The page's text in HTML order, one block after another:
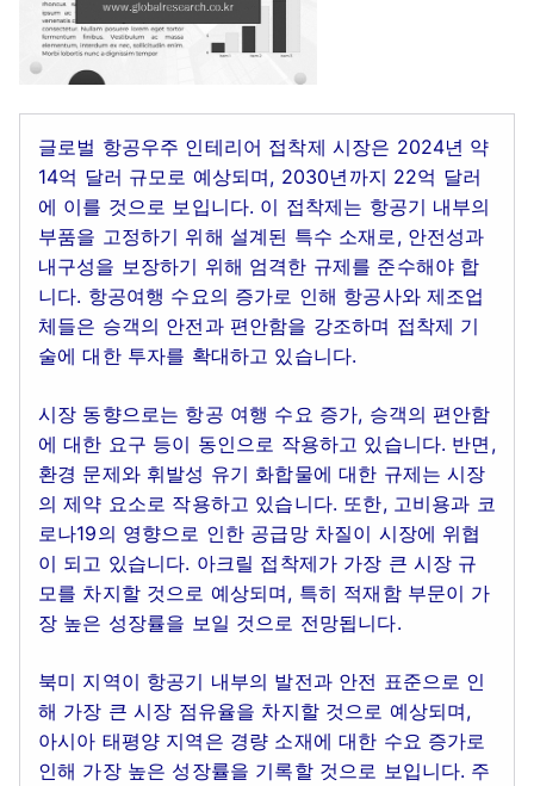
글로벌 항공우주 인테리어 접착제 시장은 2024년 약
14억 달러 규모로 예상되며, 2030년까지 22억 달러
에 이를 것으로 보입니다. 이 접착제는 항공기 내부의
부품을 고정하기 위해 설계된 특수 소재로, 안전성과
내구성을 보장하기 위해 엄격한 규제를 준수해야 합
니다. 항공여행 수요의 증가로 인해 항공사와 제조업
체들은 승객의 안전과 편안함을 강조하며 접착제 기
술에 대한 투자를 확대하고 있습니다.
시장 동향으로는 항공 여행 수요 증가, 승객의 편안함
에 대한 요구 등이 동인으로 작용하고 있습니다. 반면,
환경 문제와 휘발성 유기 화합물에 대한 규제는 시장
의 제약 요소로 작용하고 있습니다. 또한, 고비용과 코
로나19의 영향으로 인한 공급망 차질이 시장에 위협
이 되고 있습니다. 아크릴 접착제가 가장 큰 시장 규
모를 차지할 것으로 예상되며, 특히 적재함 부문이 가
장 높은 성장률을 보일 것으로 전망됩니다.
북미 지역이 항공기 내부의 발전과 안전 표준으로 인
해 가장 큰 시장 점유율을 차지할 것으로 예상되며,
아시아 태평양 지역은 경량 소재에 대한 수요 증가로
인해 가장 높은 성장률을 기록할 것으로 보입니다. 주